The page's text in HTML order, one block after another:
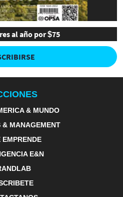
al año por $75
& MUNDO
& MANAGEMENT
EMPRENDE
E&N